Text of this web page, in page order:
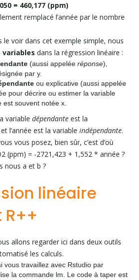
= 460,177 (ppm)
remplacé l’année par le nombre
voir dans cet exemple simple, nous
variablesdans la régression linéaire :
(aussi appeléeréponse),
par y.
ou explicative (aussi appelée
pour décrire ou estimer la variable
est souvent notée x.
variabledépendante est la
l’année est la variableindépendante.
vous posez, bien sûr, c’est d’où
(ppm) = -2721,423 + 1,552 * année ?
nous a et b ?
linéaire
R++
allons regarder ici dans deux outils
les calculs.
vous travaillez avec Rstudio par
la commande lm. Le code à taper est